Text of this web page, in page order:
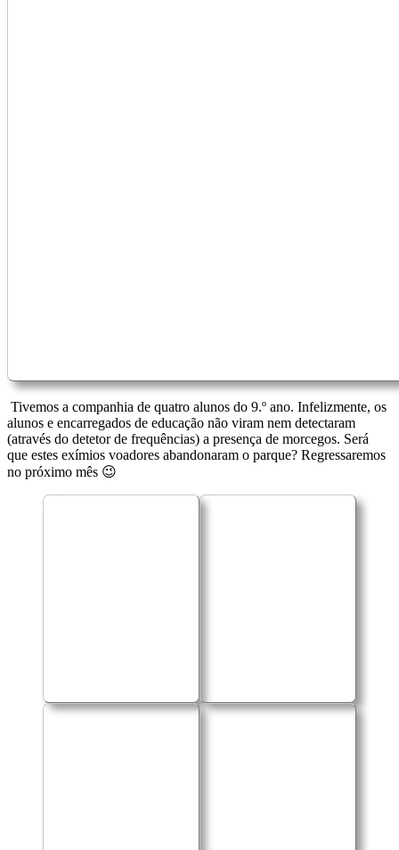
Tivemos a companhia de quatro alunos do 9.º ano. Infelizmente, os
alunos e encarregados de educação não viram nem detectaram
(através do detetor de frequências) a presença de morcegos. Será
que estes exímios voadores abandonaram o parque? Regressaremos
no próximo mês 😉